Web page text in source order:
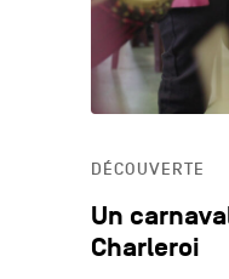
DÉCOUVERTE
Un
Charleroi